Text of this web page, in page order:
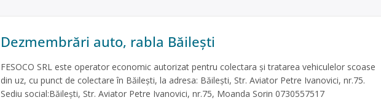
Dezmembrări auto, rabla Băilești
FESOCO SRL este operator economic autorizat pentru colectara și tratarea vehiculelor scoase
din uz, cu punct de colectare în Băilești, la adresa: Băilești, Str. Aviator Petre Ivanovici, nr.75.
Sediu social:Băilești, Str. Aviator Petre Ivanovici, nr.75, Moanda Sorin 0730557517